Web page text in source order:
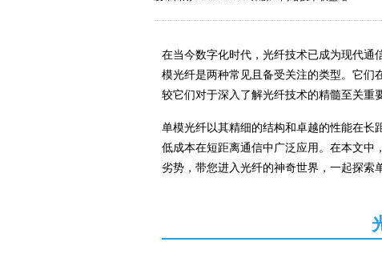
在当今数字化时代， 光纤技术已成为现代通
模光纤是两种常见且备受关注的类型。它们
较它们对于深入了解光纤技术的精髓至关重
单模光纤以其精细的结构和卓越的性能在长
低成本在短距离通信中广泛应用。在本文中
劣势，带您进入光纤的神奇世界，一起探索